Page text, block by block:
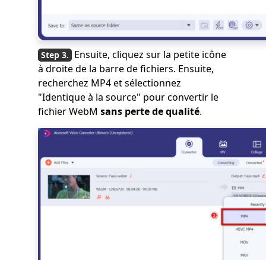
Ensuite, cliquez sur la petite icône
à droite de la barre de fichiers. Ensuite,
recherchez MP4 et sélectionnez
"Identique à la source" pour convertir le
fichier WebM sans perte de qualité.